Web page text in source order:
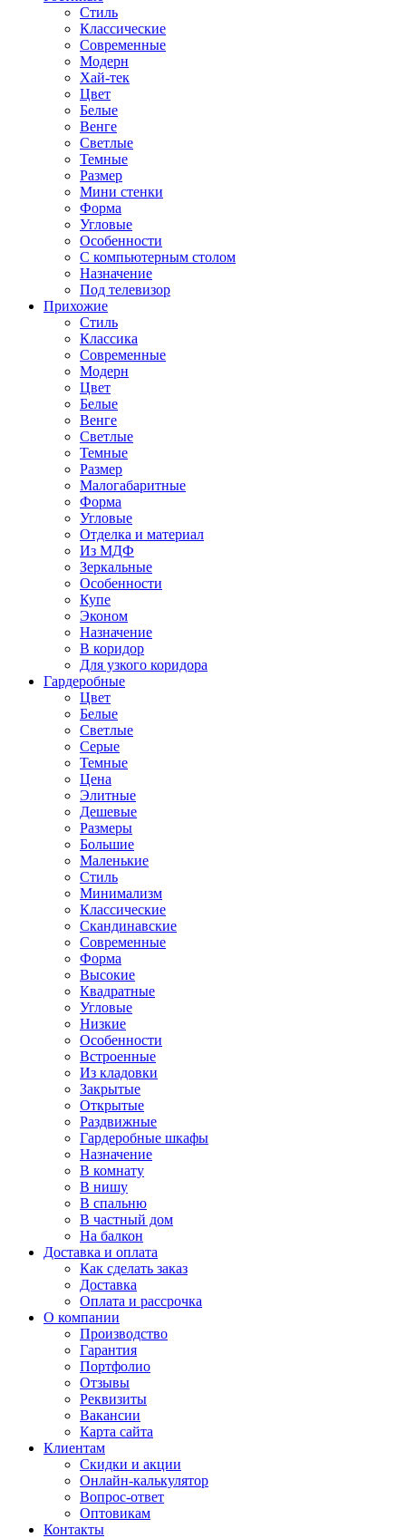
Стиль
Классические
Современные
Модерн
Хай-тек
Цвет
Белые
Венге
Светлые
Темные
Размер
Мини стенки
Форма
Угловые
Особенности
С компьютерным столом
Назначение
Под телевизор
Прихожие
Стиль
Классика
Современные
Модерн
Цвет
Белые
Венге
Светлые
Темные
Размер
Малогабаритные
Форма
Угловые
Отделка и материал
Из МДФ
Зеркальные
Особенности
Купе
Эконом
Назначение
В коридор
Для узкого коридора
Гардеробные
Цвет
Белые
Светлые
Серые
Темные
Цена
Элитные
Дешевые
Размеры
Большие
Маленькие
Стиль
Минимализм
Классические
Скандинавские
Современные
Форма
Высокие
Квадратные
Угловые
Низкие
Особенности
Встроенные
Из кладовки
Закрытые
Открытые
Раздвижные
Гардеробные шкафы
Назначение
В комнату
В нишу
В спальню
В частный дом
На балкон
Доставка и оплата
Как сделать заказ
Доставка
Оплата и рассрочка
О компании
Производство
Гарантия
Портфолио
Отзывы
Реквизиты
Вакансии
Карта сайта
Клиентам
Скидки и акции
Онлайн-калькулятор
Вопрос-ответ
Оптовикам
Контакты